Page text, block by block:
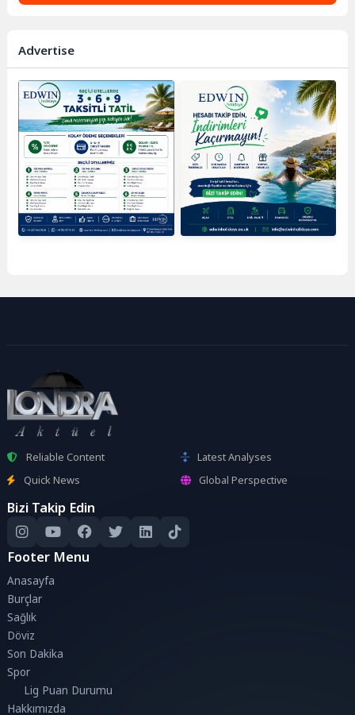
Advertise
Reliable Content
Latest Analyses
Quick News
Global Perspective
Bizi Takip Edin
Footer Menu
Anasayfa
Burçlar
Sağlık
Döviz
Son Dakika
Spor
Lig Puan Durumu
Hakkımızda